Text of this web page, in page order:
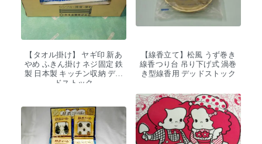
【タオル掛け】 ヤギ印 新あ
やめ ふきん掛け ネジ固定 鉄
製 日本製 キッチン収納 デッ
ドストック
【線香立て】松風 うず巻き
線香つり台 吊り下げ式 渦巻
き型線香用 デッドストック